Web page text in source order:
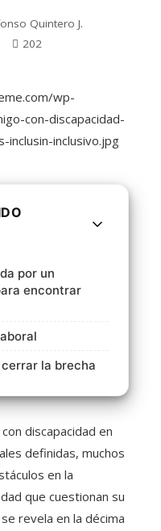
Quintero J.
202
por un
encontrar
la brecha
discapacidad en
definidas, muchos
en la
que cuestionan su
revela en la décima